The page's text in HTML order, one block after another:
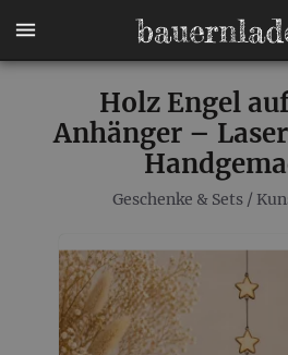
Holz Engel
Anhänger –
Geschenke & Sets /